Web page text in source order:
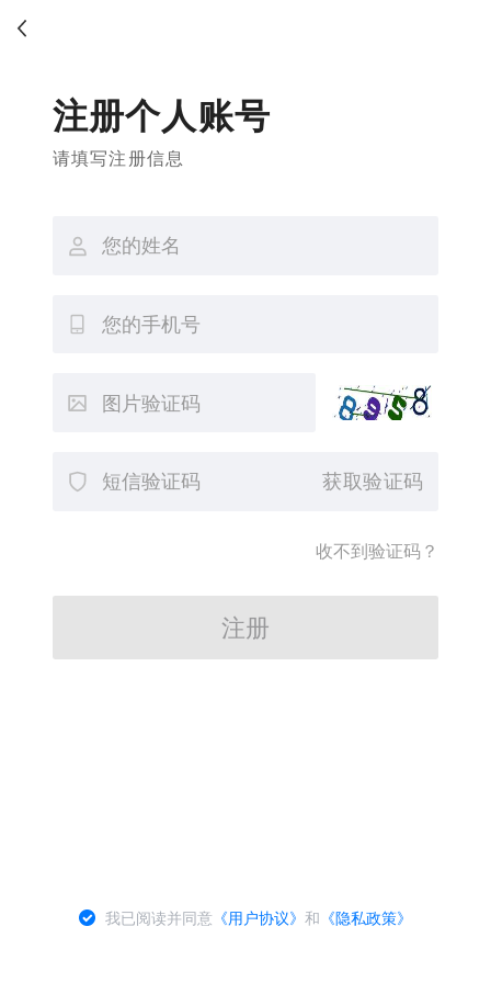
注册个人账号
请填写注册信息
获取验证码
收不到验证码？
注册
我已阅读并同意 《用户协议》和 《隐私政策》